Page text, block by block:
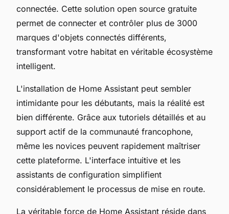
connectée. Cette solution open source gratuite
permet de connecter et contrôler plus de 3000
marques d'objets connectés différents,
transformant votre habitat en véritable écosystème
intelligent.
L'installation de Home Assistant peut sembler
intimidante pour les débutants, mais la réalité est
bien différente. Grâce aux tutoriels détaillés et au
support actif de la communauté francophone,
même les novices peuvent rapidement maîtriser
cette plateforme. L'interface intuitive et les
assistants de configuration simplifient
considérablement le processus de mise en route.
La véritable force de Home Assistant réside dans